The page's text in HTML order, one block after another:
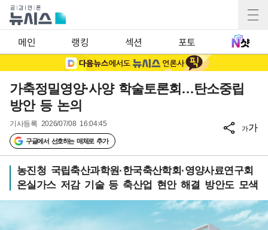
메인 랭킹 섹션 포토
가축정밀영양·사양 학술토론회…탄소중립
방안 등 논의
기사등록 2026/07/08 16:04:45
구글에서 선호하는 매체로 추가
가가
농진청 국립축산과학원·한국축산학회·영양사료연구회
온실가스 저감 기술 등 축산업 현안 해결 방안도 모색